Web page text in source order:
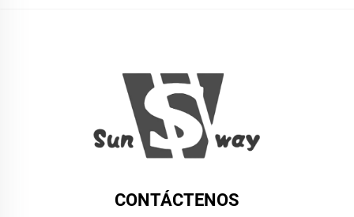
CONTÁCTENOS